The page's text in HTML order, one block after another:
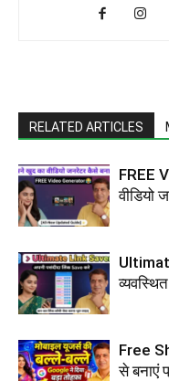
RELATED ARTICLES
FREE
वीडियो
Free
से बनाएं